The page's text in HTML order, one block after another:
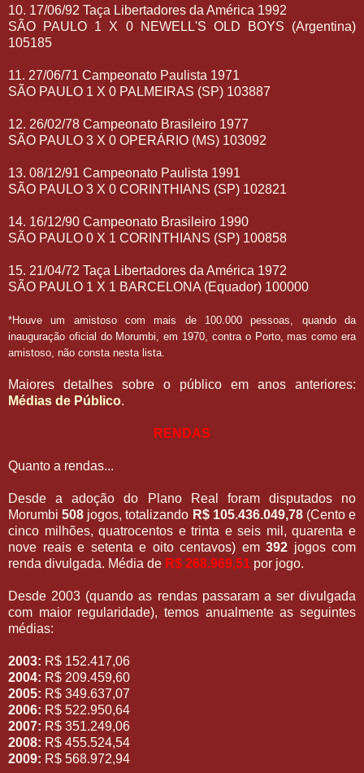
10. 17/06/92 Taça Libertadores da América 1992
SÃO PAULO 1 X 0 NEWELL'S OLD BOYS (Argentina)
105185
11. 27/06/71 Campeonato Paulista 1971
SÃO PAULO 1 X 0 PALMEIRAS (SP) 103887
12. 26/02/78 Campeonato Brasileiro 1977
SÃO PAULO 3 X 0 OPERÁRIO (MS) 103092
13. 08/12/91 Campeonato Paulista 1991
SÃO PAULO 3 X 0 CORINTHIANS (SP) 102821
14. 16/12/90 Campeonato Brasileiro 1990
SÃO PAULO 0 X 1 CORINTHIANS (SP) 100858
15. 21/04/72 Taça Libertadores da América 1972
SÃO PAULO 1 X 1 BARCELONA (Equador) 100000
*Houve um amistoso com mais de 100.000 pessoas, quando da
inauguração oficial do Morumbi, em 1970, contra o Porto, mas como era
amistoso, não consta nesta lista.
Maiores detalhes sobre o público em anos anteriores:
Médias de Público.
RENDAS
Quanto a rendas...
Desde a adoção do Plano Real foram disputados no
Morumbi508 jogos, totalizando R$ 105.436.049,78(Cento e
cinco milhões, quatrocentos e trinta e seis mil, quarenta e
nove reais e setenta e oito centavos) em 392 jogos com
renda divulgada. Média de R$ 268.969,51 por jogo.
Desde 2003 (quando as rendas passaram a ser divulgada
com maior regularidade), temos anualmente as seguintes
médias:
2003: R$ 152.417,06
2004: R$ 209.459,60
2005: R$ 349.637,07
2006: R$ 522.950,64
2007: R$ 351.249,06
2008: R$ 455.524,54
2009: R$ 568.972,94